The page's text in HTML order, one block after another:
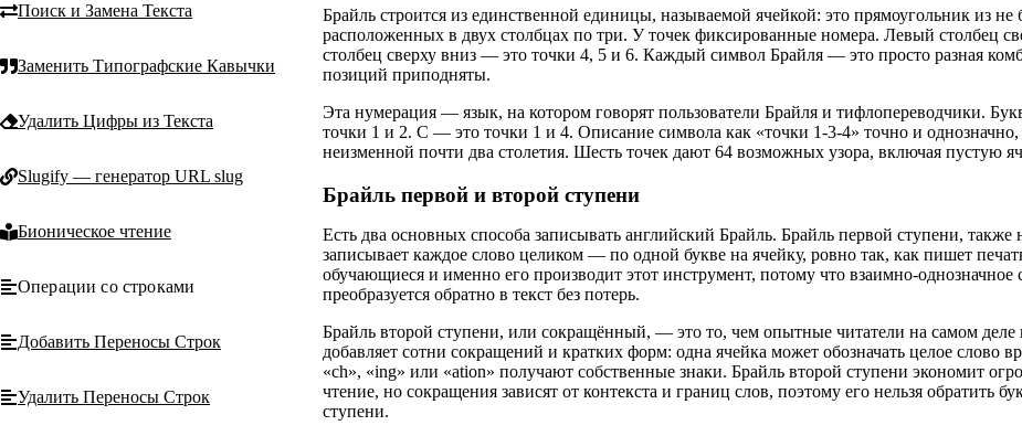
Поиск и Замена Текста
Заменить Типографские Кавычки
Удалить Цифры из Текста
Slugify — генератор URL slug
Бионическое чтение
Операции со строками
Добавить Переносы Строк
Удалить Переносы Строк
Брайль строится из единственной единицы, называемой ячейкой: это прямоугольник из
расположенных в двух столбцах по три. У точек фиксированные номера. Левый столбец
столбец сверху вниз — это точки 4, 5 и 6. Каждый символ Брайля — это просто разная
позиций приподняты.
Эта нумерация — язык, на котором говорят пользователи Брайля и тифлопереводчики.
точки 1 и 2. C — это точки 1 и 4. Описание символа как «точки 1-3-4» точно и однозначно,
неизменной почти два столетия. Шесть точек дают 64 возможных узора, включая пустую
Брайль первой и второй ступени
Есть два основных способа записывать английский Брайль. Брайль первой ступени,
записывает каждое слово целиком — по одной букве на ячейку, ровно так, как пишет
обучающиеся и именно его производит этот инструмент, потому что взаимно-однозначное
преобразуется обратно в текст без потерь.
Брайль второй ступени, или сокращённый, — это то, чем опытные читатели на самом деле
добавляет сотни сокращений и кратких форм: одна ячейка может обозначать целое слово
«ch», «ing» или «ation» получают собственные знаки. Брайль второй ступени экономит
чтение, но сокращения зависят от контекста и границ слов, поэтому его нельзя обратить
ступени.